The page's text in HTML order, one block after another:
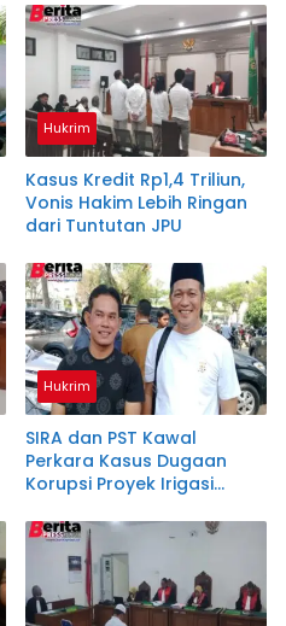
Hukrim
Kasus Kredit Rp1,4 Triliun,
Vonis Hakim Lebih Ringan
dari Tuntutan JPU
Hukrim
SIRA dan PST Kawal
Perkara Kasus Dugaan
Korupsi Proyek Irigasi
Enim